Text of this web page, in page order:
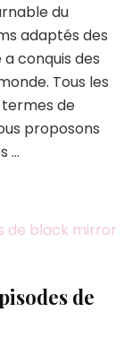
film
Harry
Potter
le
guide
pour
saga
du
adaptés des
conquis des
Tous les
de
proposons
…
de